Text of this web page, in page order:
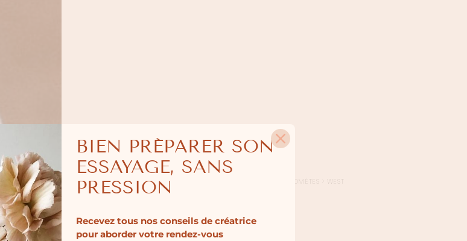
COMÈTES WEST
WEST
BIEN PRÉPARER SON
ESSAYAGE, SANS
PRESSION
Recevez tous nos conseils de créatrice
pour aborder votre rendez-vous